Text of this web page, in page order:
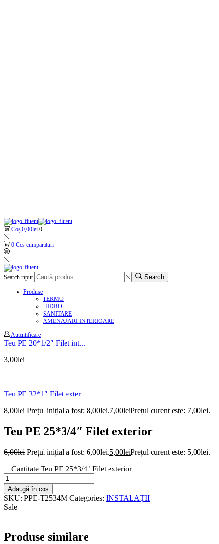
Coș 0,00lei 0
0 Cos cumparaturi
Search input Search
Produse
TERMO
HIDRO
SANITARE
AMENAJARI INTERIOARE
Autentificare
Teu PE 20*1/2″ Filet int...
3,00lei
Teu PE 32*1″ Filet exter...
8,00lei Prețul inițial a fost: 8,00lei.7,00leiPrețul curent este: 7,00lei.
Teu PE 25*3/4″ Filet exterior
6,00lei Prețul inițial a fost: 6,00lei.5,00leiPrețul curent este: 5,00lei.
Cantitate Teu PE 25*3/4" Filet exterior
Adaugă în coș
SKU: PPE-T2534M Categories: INSTALAȚII
Sale
Produse similare